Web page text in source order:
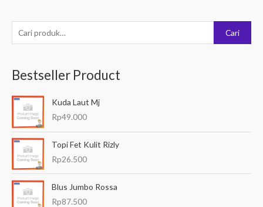
e
c
a
u
n
Cari
Bestseller Product
Kuda Laut Mj
Rp49.000
Topi Fet Kulit Rizly
Rp26.500
Blus Jumbo Rossa
Rp87.500